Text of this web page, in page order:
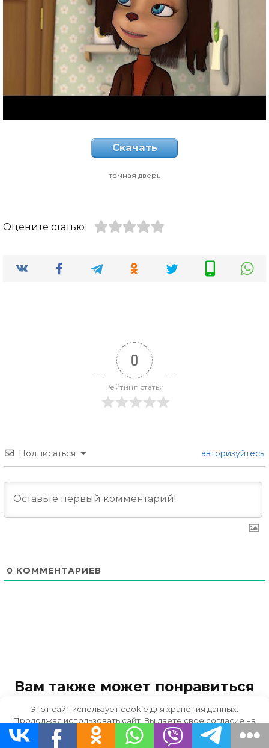
Скачать
темная дверь
Оцените статью
0
Рейтинг статьи
Подписаться авторизуйтесь
0 КОММЕНТАРИЕВ
Вам также может понравиться
Этот сайт использует cookie для хранения данных.
Продолжая использовать сайт, Вы даете свое согласие на
работу с этими файлами.
OK